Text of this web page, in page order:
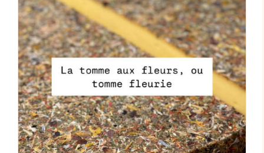
AJOUTER AU PANIER
/
DÉTAILS